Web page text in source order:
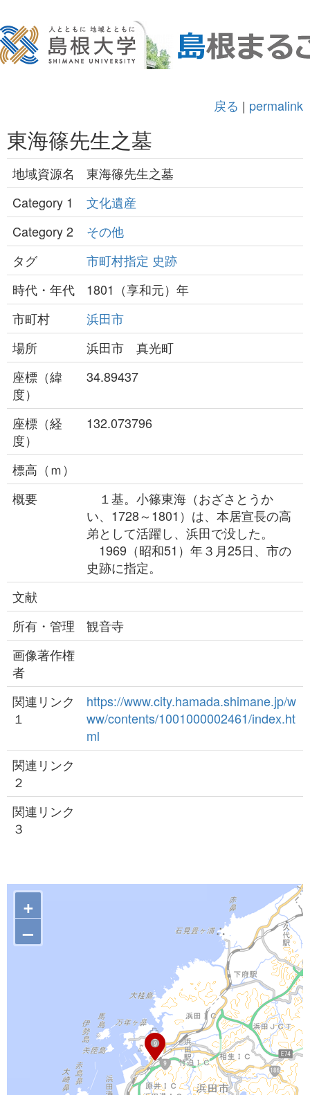
戻る | permalink
東海篠先生之墓
地域資源名
東海篠先生之墓
Category 1
文化遺産
Category 2
その他
タグ
市町村指定 史跡
時代・年代
1801（享和元）年
市町村
浜田市
場所
浜田市 真光町
座標（緯
度）
34.89437
座標（経
度）
132.073796
標高（ｍ）
概要
１基。小篠東海（おざさとうか
い、1728～1801）は、本居宣長の高
弟として活躍し、浜田で没した。
1969（昭和51）年３月25日、市の
史跡に指定。
文献
所有・管理
観音寺
画像著作権
者
関連リンク
１
https://www.city.hamada.shimane.jp/w
ww/contents/1001000002461/index.ht
ml
関連リンク
２
関連リンク
３
+
–